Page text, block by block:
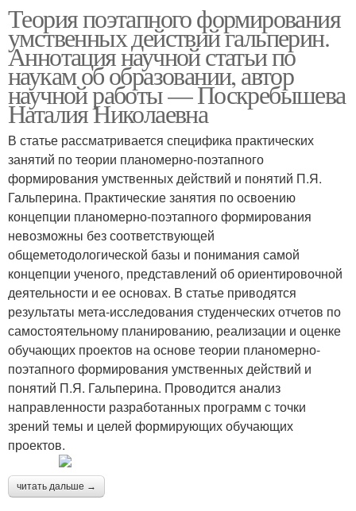
Теория поэтапного формирования
умственных действий гальперин.
Аннотация научной статьи по
наукам об образовании, автор
научной работы — Поскребышева
Наталия Николаевна
В статье рассматривается специфика практических
занятий по теории планомерно-поэтапного
формирования умственных действий и понятий П.Я.
Гальперина. Практические занятия по освоению
концепции планомерно-поэтапного формирования
невозможны без соответствующей
общеметодологической базы и понимания самой
концепции ученого, представлений об ориентировочной
деятельности и ее основах. В статье приводятся
результаты мета-исследования студенческих отчетов по
самостоятельному планированию, реализации и оценке
обучающих проектов на основе теории планомерно-
поэтапного формирования умственных действий и
понятий П.Я. Гальперина. Проводится анализ
направленности разработанных программ с точки
зрений темы и целей формирующих обучающих
проектов.
читать дальше →